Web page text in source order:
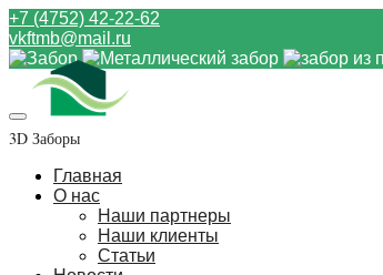
+7 (4752) 42-22-62
vkftmb@mail.ru
3D Заборы
Главная
О нас
Наши партнеры
Наши клиенты
Статьи